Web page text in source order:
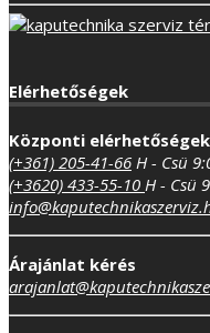
Elérhetőségek
Központi elérhetőségek
(+361) 205-41-66 H - Csü
(+3620) 433-55-10 H - Csü
Árajánlat kérés